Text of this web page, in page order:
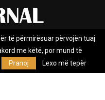
Marketing
e pavarur, e themeluar në vitin
të përmirësuar përvojën tuaj.
me këtë, por mund të
Pranoj Lexo më tepër